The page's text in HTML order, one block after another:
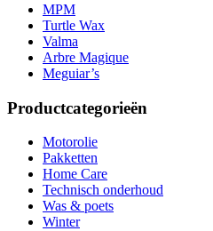
MPM
Turtle Wax
Valma
Arbre Magique
Meguiar’s
Productcategorieën
Motorolie
Pakketten
Home Care
Technisch onderhoud
Was & poets
Winter